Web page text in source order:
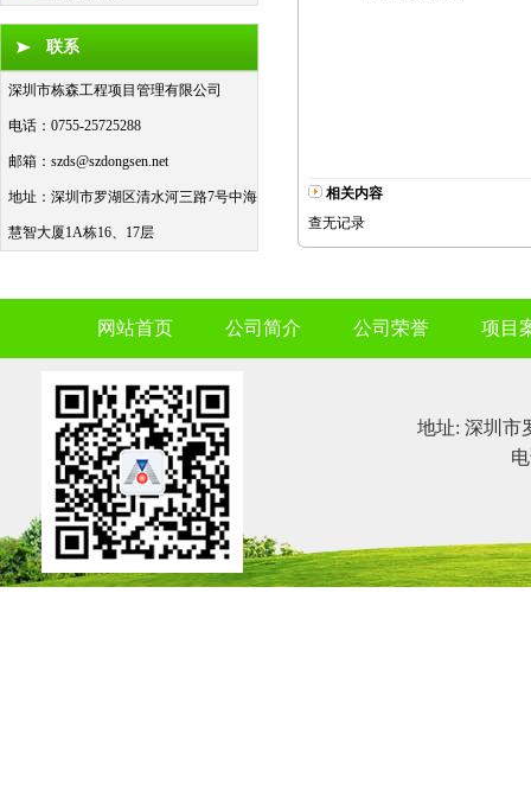
联系
深圳市栋森工程项目管理有限公司
电话：0755-25725288
邮箱： szds@szdongsen.net
地址：深圳市罗湖区清水河三路7号中海
慧智大厦1A栋16、17层
相关内容
查无记录
网站首页 公司简介 公司荣誉 项目
地址: 深圳市